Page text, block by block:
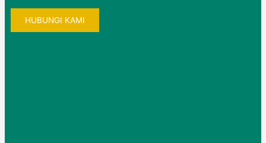
HUBUNGI KAMI